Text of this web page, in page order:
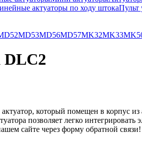
актуаторы по ходу штокаПульт
MD53MD56MD57MK32MK33
DLC2
который помещен в корпус
позволяет легко
сайте через форму обратной связи!